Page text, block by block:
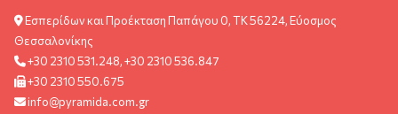
Εσπερίδων και Προέκταση Παπάγου 0, ΤΚ 56224, Εύοσμος
Θεσσαλονίκης
+30 2310 531.248, +30 2310 536.847
+30 2310 550.675
info@pyramida.com.gr